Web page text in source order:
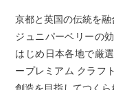
京都と英国の伝統を融
ジュニパーベリーの
はじめ日本各地で厳
ープレミアム クラフ
創造を目指してつくら